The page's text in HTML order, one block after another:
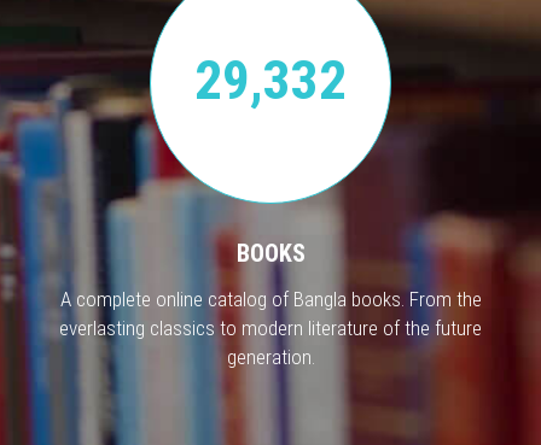
29,332
BOOKS
A complete online catalog of Bangla books. From the
everlasting classics to modern literature of the future
generation.